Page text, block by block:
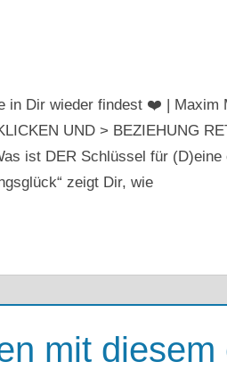
in Dir wieder findest ❤️ | Maxim
UND > BEZIEHUNG
ist DER Schlüssel für (D)eine
zeigt Dir, wie
mit diesem